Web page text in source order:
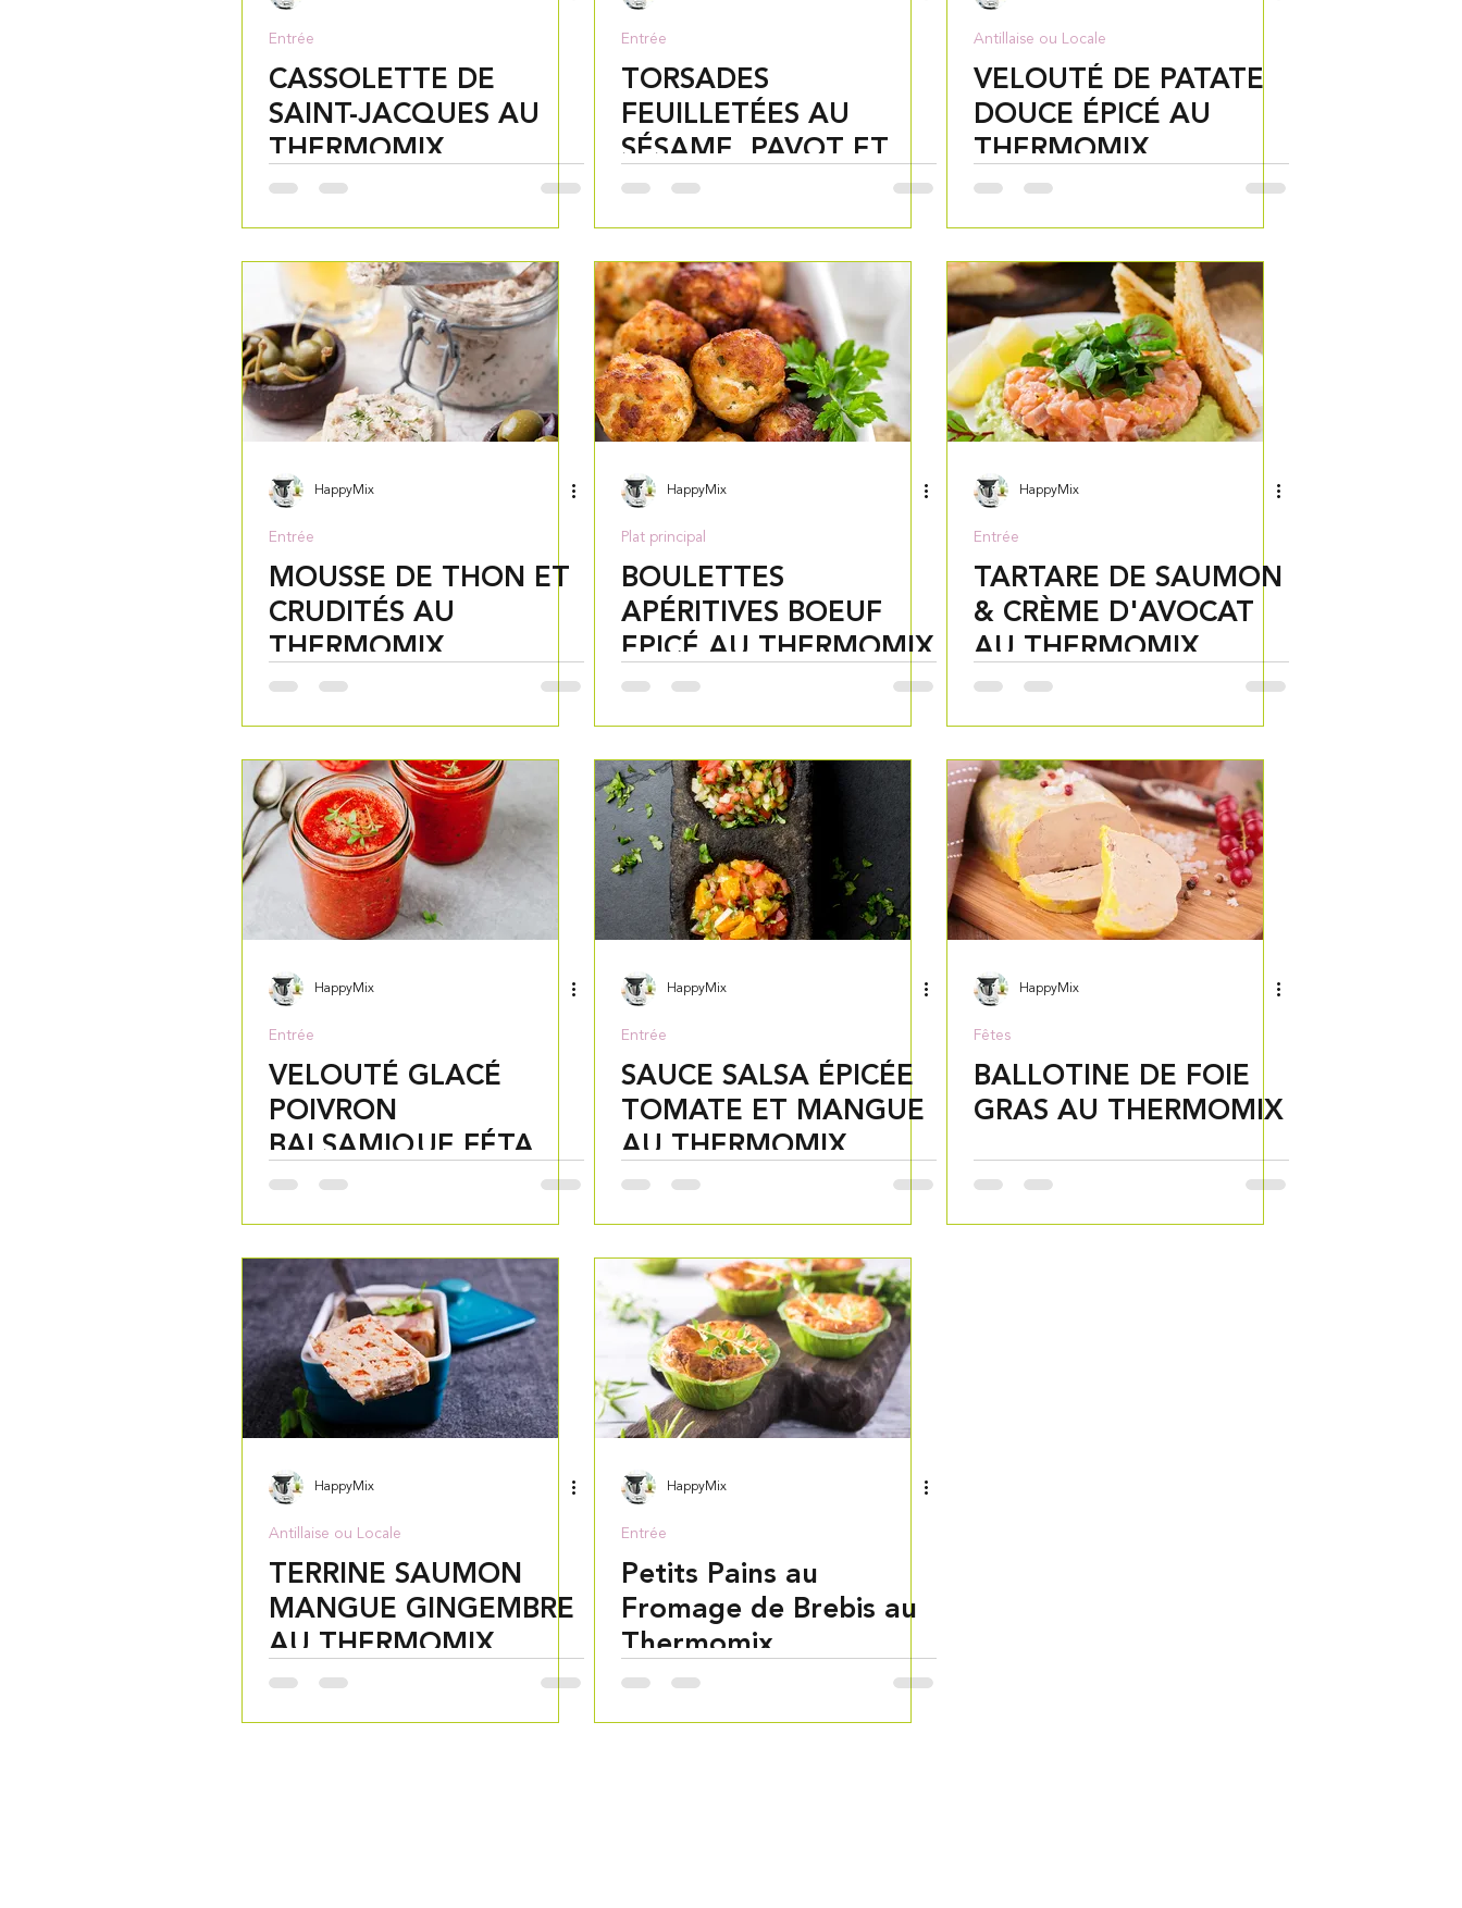
Entrée
CASSOLETTE DE
SAINT-JACQUES AU
THERMOMIX
Entrée
TORSADES
FEUILLETÉES AU
SÉSAME, PAVOT ET
FENOUIL AU
Antillaise ou Locale
VELOUTÉ DE PATATE
DOUCE ÉPICÉ AU
THERMOMIX
HappyMix
Entrée
MOUSSE DE THON ET
CRUDITÉS AU
THERMOMIX
HappyMix
Plat principal
BOULETTES
APÉRITIVES BOEUF
EPICÉ AU THERMOMIX
HappyMix
Entrée
TARTARE DE SAUMON
& CRÈME D'AVOCAT
AU THERMOMIX
HappyMix
Entrée
VELOUTÉ GLACÉ
POIVRON
BALSAMIQUE FÉTA AU
THERMOMIX
HappyMix
Entrée
SAUCE SALSA ÉPICÉE
TOMATE ET MANGUE
AU THERMOMIX
HappyMix
Fêtes
BALLOTINE DE FOIE
GRAS AU THERMOMIX
HappyMix
Antillaise ou Locale
TERRINE SAUMON
MANGUE GINGEMBRE
AU THERMOMIX
HappyMix
Entrée
Petits Pains au
Fromage de Brebis au
Thermomix